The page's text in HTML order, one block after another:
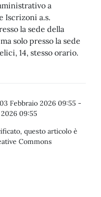
a
Iscrizoni a.s.
la sede della
solo presso la sede
14, stesso orario.
Febbraio 2026 09:55 -
09:55
questo articolo è
Commons